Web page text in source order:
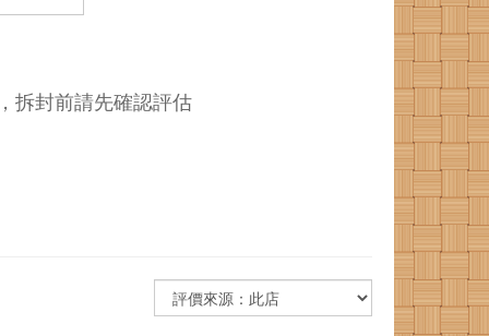
拆封前請先確認評估